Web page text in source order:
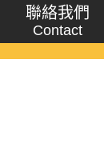
聯絡我們
Contact